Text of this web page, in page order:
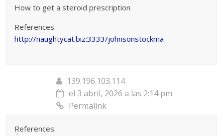
How to get a steroid prescription
References:
http://naughtycat.biz:3333/johnsonstockma
139.196.103.114
el 3 abril, 2026 a las 2:14 pm
Permalink
References: